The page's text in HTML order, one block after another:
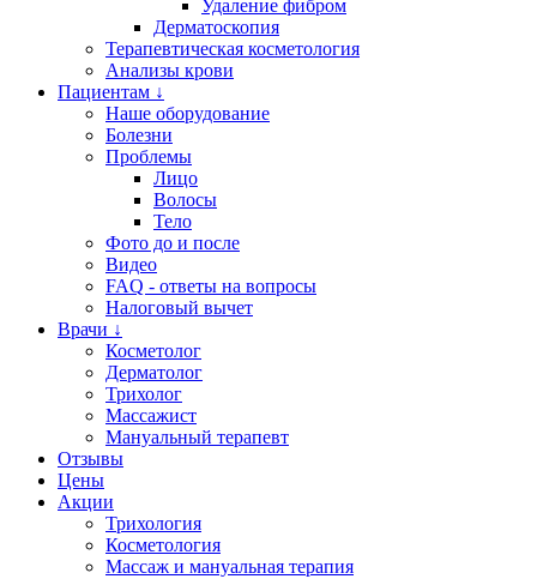
Удаление фибром
Дерматоскопия
Терапевтическая косметология
Анализы крови
Пациентам ↓
Наше оборудование
Болезни
Проблемы
Лицо
Волосы
Тело
Фото до и после
Видео
FAQ - ответы на вопросы
Налоговый вычет
Врачи ↓
Косметолог
Дерматолог
Трихолог
Массажист
Мануальный терапевт
Отзывы
Цены
Акции
Трихология
Косметология
Массаж и мануальная терапия